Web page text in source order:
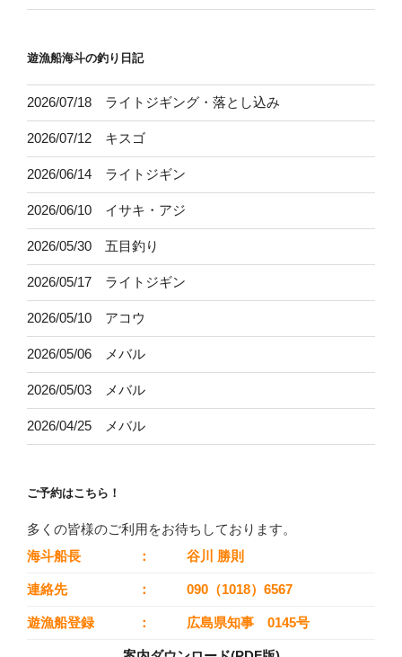
遊漁船海斗の釣り日記
2026/07/18 ライトジギング・落とし込み
2026/07/12 キスゴ
2026/06/14 ライトジギン
2026/06/10 イサキ・アジ
2026/05/30 五目釣り
2026/05/17 ライトジギン
2026/05/10 アコウ
2026/05/06 メバル
2026/05/03 メバル
2026/04/25 メバル
ご予約はこちら！
多くの皆様のご利用をお待ちしております。
海斗船長
： 谷川 勝則
連絡先 ： 090（1018）6567
遊漁船登録 ： 広島県知事 0145号